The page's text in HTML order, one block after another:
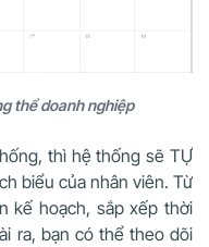
thể doanh nghiệp
thì hệ thống sẽ TỰ
biểu của nhân viên. Từ
kế hoạch, sắp xếp thời
ra, bạn có thể theo dõi